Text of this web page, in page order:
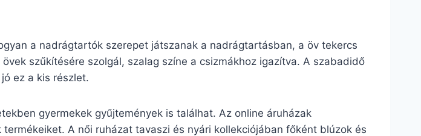
a nadrágtartók szerepet játszanak a nadrágtartásban, a öv tekercs
szűkítésére szolgál, szalag színe a csizmákhoz igazítva. A szabadidő
ez a kis részlet.
gyermekek gyűjtemények is találhat. Az online áruházak
A női ruházat tavaszi és nyári kollekciójában főként blúzok és